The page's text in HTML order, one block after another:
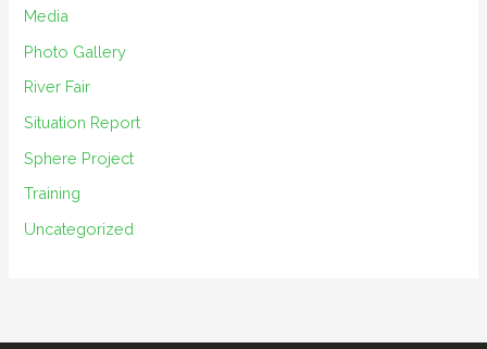
Media
Photo Gallery
River Fair
Situation Report
Sphere Project
Training
Uncategorized